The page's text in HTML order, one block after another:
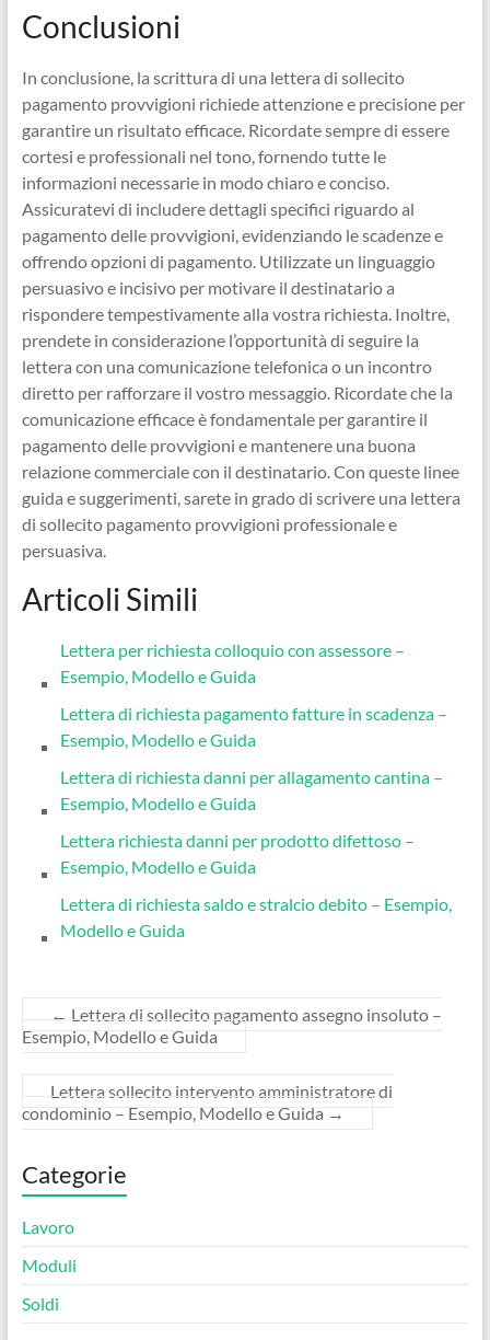
Conclusioni
In conclusione, la scrittura di una lettera di sollecito
pagamento provvigioni richiede attenzione e precisione per
garantire un risultato efficace. Ricordate sempre di essere
cortesi e professionali nel tono, fornendo tutte le
informazioni necessarie in modo chiaro e conciso.
Assicuratevi di includere dettagli specifici riguardo al
pagamento delle provvigioni, evidenziando le scadenze e
offrendo opzioni di pagamento. Utilizzate un linguaggio
persuasivo e incisivo per motivare il destinatario a
rispondere tempestivamente alla vostra richiesta. Inoltre,
prendete in considerazione l’opportunità di seguire la
lettera con una comunicazione telefonica o un incontro
diretto per rafforzare il vostro messaggio. Ricordate che la
comunicazione efficace è fondamentale per garantire il
pagamento delle provvigioni e mantenere una buona
relazione commerciale con il destinatario. Con queste linee
guida e suggerimenti, sarete in grado di scrivere una lettera
di sollecito pagamento provvigioni professionale e
persuasiva.
Articoli Simili
Lettera per richiesta colloquio con assessore –
Esempio, Modello e Guida
Lettera di richiesta pagamento fatture in scadenza –
Esempio, Modello e Guida
Lettera di richiesta danni per allagamento cantina –
Esempio, Modello e Guida
Lettera richiesta danni per prodotto difettoso –
Esempio, Modello e Guida
Lettera di richiesta saldo e stralcio debito – Esempio,
Modello e Guida
← Lettera di sollecito pagamento assegno insoluto –
Esempio, Modello e Guida
Lettera sollecito intervento amministratore di
condominio – Esempio, Modello e Guida →
Categorie
Lavoro
Moduli
Soldi